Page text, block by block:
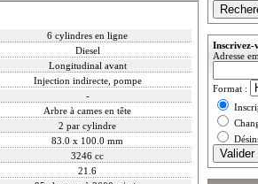
6 cylindres en ligne
Diesel
Longitudinal avant
Injection indirecte, pompe
-
Arbre à cames en tête
2 par cylindre
83.0 x 100.0 mm
3246 cc
21.6
Inscrivez-
Adresse
Format :